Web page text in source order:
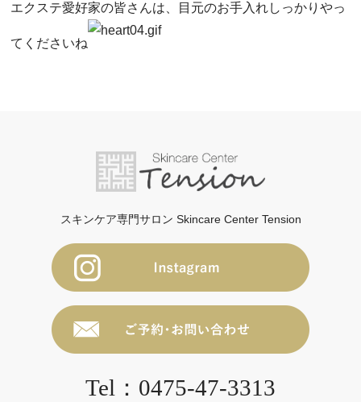
エクステ愛好家の皆さんは、目元のお手入れしっかりやっ
てくださいね
スキンケア専門サロン Skincare Center Tension
Tel：0475-47-3313